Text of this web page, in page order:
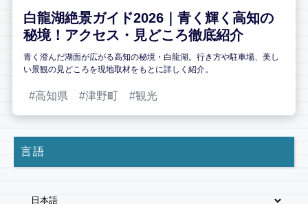
白龍湖絶景ガイド2026｜青く輝く高知の
秘境！アクセス・見どころ徹底紹介
青く澄んだ湖面が広がる高知の秘境・白龍湖。行き方や駐車場、美し
い景観の見どころを現地取材をもとに詳しく紹介。
高知県 津野町 観光
言語